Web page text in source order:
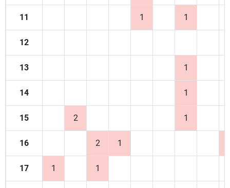
11 1 1
12
13 1
14 1
15 2 1
16 2 1
17 1 1